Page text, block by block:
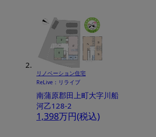
リノベーション住宅
ReLive：リライブ
南蒲原郡田上町大字川船
河乙128-2
1,398万円(税込)